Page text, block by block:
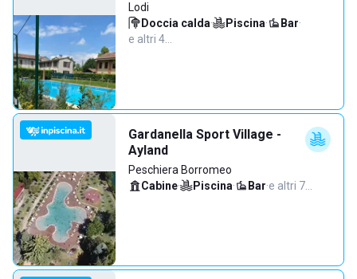
Lodi
Doccia calda· Piscina· Bar·
e altri 4…
Gardanella Sport Village -
Ayland
Peschiera Borromeo
Cabine· Piscina· Bar·e altri 7…